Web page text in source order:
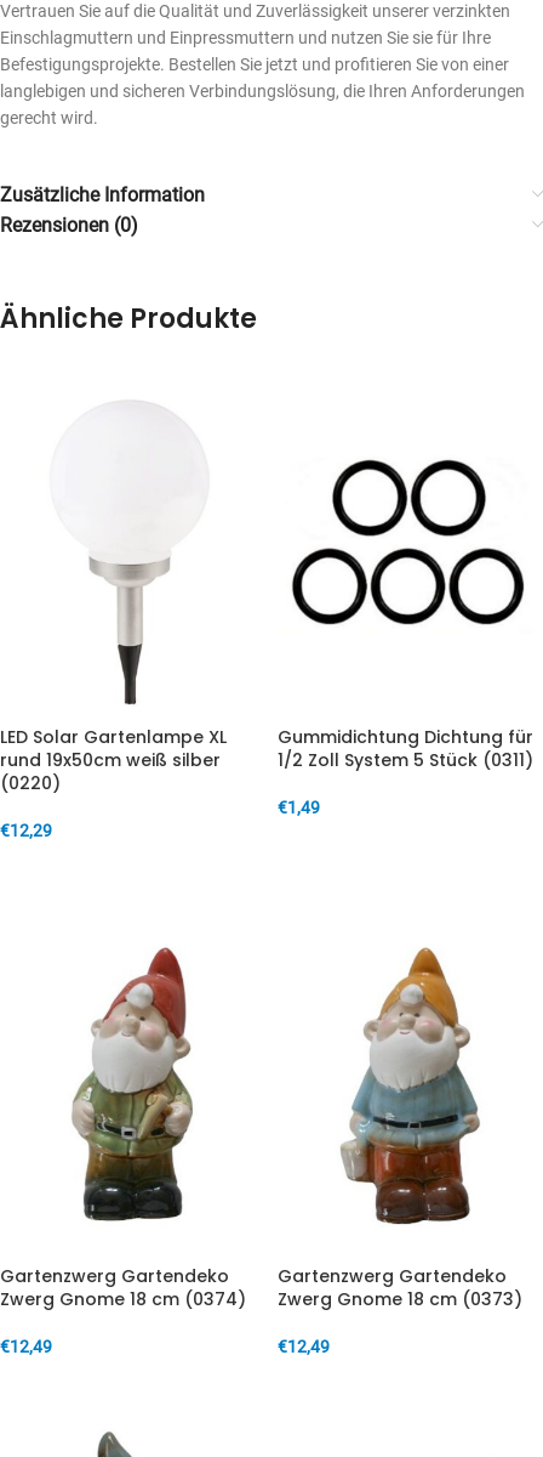
Vertrauen Sie auf die Qualität und Zuverlässigkeit unserer verzinkten
Einschlagmuttern und Einpressmuttern und nutzen Sie sie für Ihre
Befestigungsprojekte. Bestellen Sie jetzt und profitieren Sie von einer
langlebigen und sicheren Verbindungslösung, die Ihren Anforderungen
gerecht wird.
Zusätzliche Information
Rezensionen (0)
Ähnliche Produkte
LED Solar Gartenlampe XL
rund 19x50cm weiß silber
(0220)
€12,29
Gummidichtung Dichtung für
1/2 Zoll System 5 Stück (0311)
€1,49
Gartenzwerg Gartendeko
Zwerg Gnome 18 cm (0374)
€12,49
Gartenzwerg Gartendeko
Zwerg Gnome 18 cm (0373)
€12,49